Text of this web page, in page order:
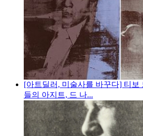
[아트딜러, 미술사를 바꾸다] 티보
들의 아지트, 드 나...